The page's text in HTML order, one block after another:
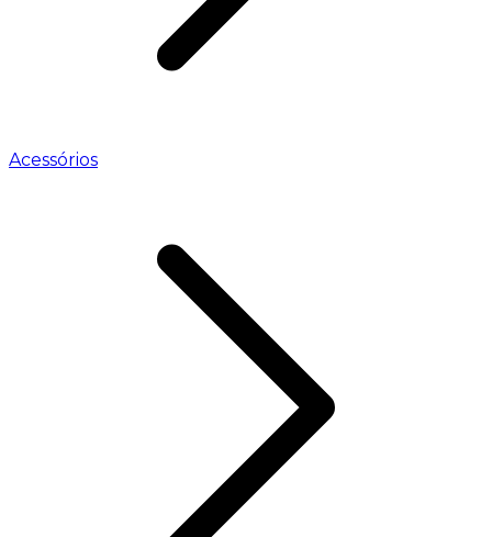
Acessórios